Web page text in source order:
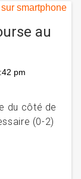
au
pm
du côté de
(0-2)